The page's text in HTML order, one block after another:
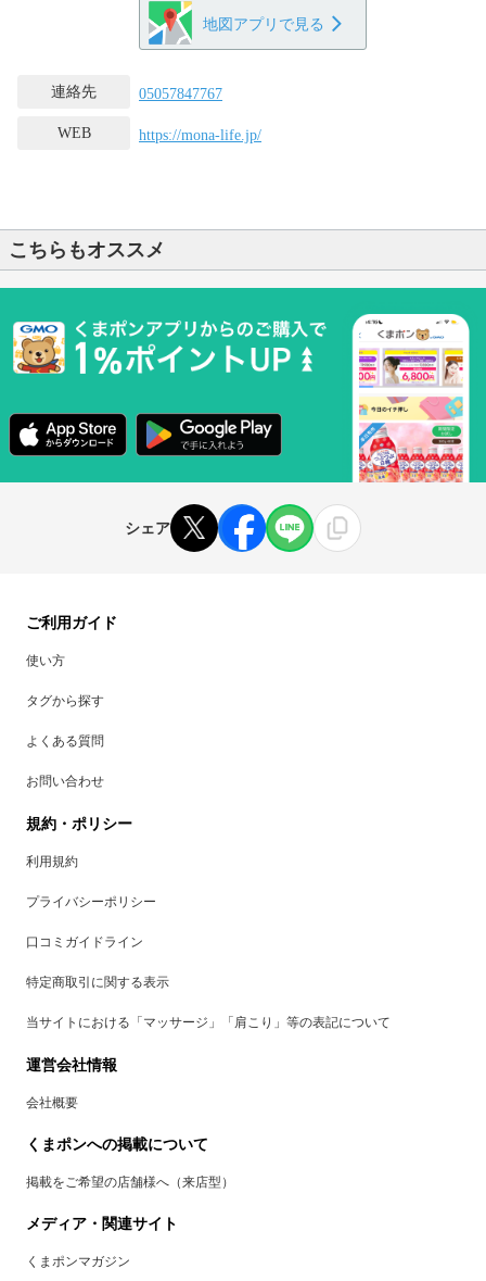
地図アプリで見る
連絡先 05057847767
WEB https://mona-life.jp/
こちらもオススメ
シェア
ご利用ガイド
使い方
タグから探す
よくある質問
お問い合わせ
規約・ポリシー
利用規約
プライバシーポリシー
口コミガイドライン
特定商取引に関する表示
当サイトにおける「マッサージ」「肩こり」等の表記について
運営会社情報
会社概要
くまポンへの掲載について
掲載をご希望の店舗様へ（来店型）
メディア・関連サイト
くまポンマガジン